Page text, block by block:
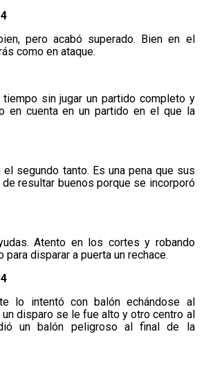
4
pero acabó superado. Bien en el
como en ataque.
tiempo sin jugar un partido completo y
en cuenta en un partido en el que la
el segundo tanto. Es una pena que sus
resultar buenos porque se incorporó
Atento en los cortes y robando
disparar a puerta un rechace.
lo intentó con balón echándose al
disparo se le fue alto y otro centro al
un balón peligroso al final de la